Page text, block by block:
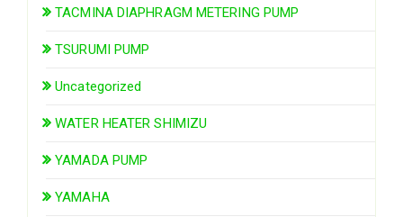
TACMINA DIAPHRAGM METERING PUMP
TSURUMI PUMP
Uncategorized
WATER HEATER SHIMIZU
YAMADA PUMP
YAMAHA